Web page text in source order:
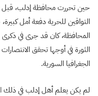
التواقين للحرية دفعة أمل
المحافظة، كان قد جرى في ذكرى
الثورة في أوجها تحقق
الجغرافيا السورية.
لم يكن يعلم أهل إدلب في ذلك